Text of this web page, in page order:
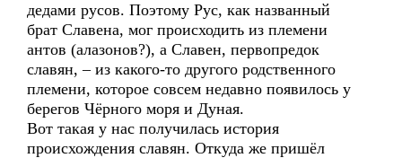
дедами русов. Поэтому Рус, как названный
брат Славена, мог происходить из племени
антов (алазонов?), а Славен, первопредок
славян, – из какого-то другого родственного
племени, которое совсем недавно появилось у
берегов Чёрного моря и Дуная.
Вот такая у нас получилась история
происхождения славян. Откуда же пришёл